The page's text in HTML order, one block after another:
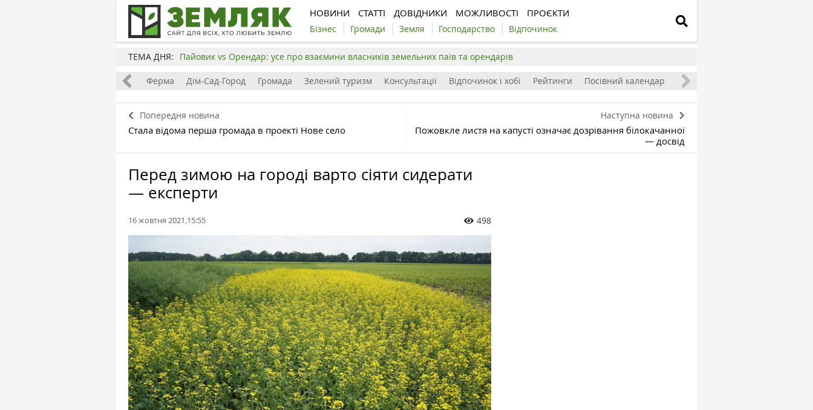
НОВИНИ СТАТТІ ДОВІДНИКИ МОЖЛИВОСТІ ПРОЄКТИ
Бізнес Громади Земля Господарство Відпочинок
ТЕМА ДНЯ: Пайовик vs Орендар: усе про взаємини власників земельних паїв та орендарів
Бізнес Ферма Дім-Сад-Город Громада Зелений туризм Консультації Відпочинок і хобі Рейтинги Посівний календар
Попередня новина
Стала відома перша громада в проекті Нове село
Наступна новина
Пожовкле листя на капусті означає дозрівання білокачанної
— досвід
Перед зимою на городі варто сіяти сидерати
— експерти
16 жовтня 2021,15:55 498